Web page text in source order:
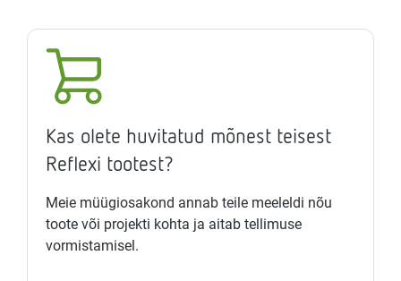
Kas olete huvitatud mõnest teisest
Reflexi tootest?
Meie müügiosakond annab teile meeleldi nõu
toote või projekti kohta ja aitab tellimuse
vormistamisel.